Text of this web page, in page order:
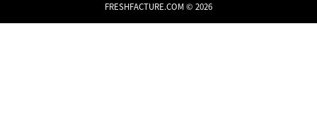
FRESHFACTURE.COM © 2026